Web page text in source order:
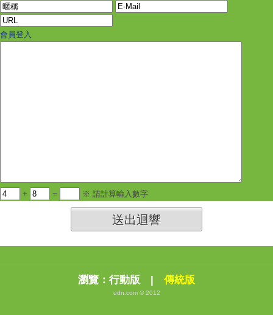
會員登入
+ = ※ 請計算輸入數字
送出迴響
瀏覽： 行動版 | 傳統版
udn.com © 2012